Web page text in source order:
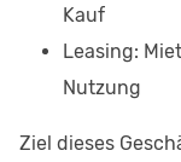
Kauf
Leasing:
Nutzung
Ziel dieses